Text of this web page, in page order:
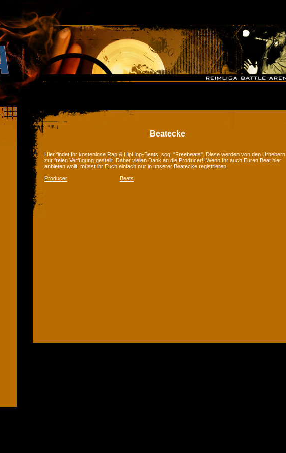
Beatecke
Hier findet Ihr kostenlose Rap & HipHop-Beats, sog. "Freebeats". Diese werden von den Urhebern
zur freien Verfügung gestellt. Daher vielen Dank an die Producer!! Wenn Ihr auch Euren Beat hier
anbieten wollt, müsst ihr Euch einfach nur in unserer Beatecke registrieren.
Producer
Beats